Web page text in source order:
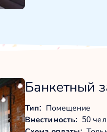
Банкетный
Тип:
Помещение
Вместимость: 50